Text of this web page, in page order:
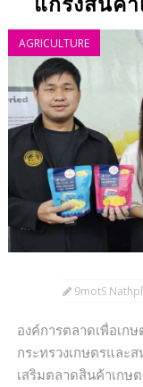
แกร่งสินค้
AGRICULTURE
9motS
องค์การตลาดเพื่อเ
กระทรวงเกษตรและ
เสริมตลาดสินค้าเกษ